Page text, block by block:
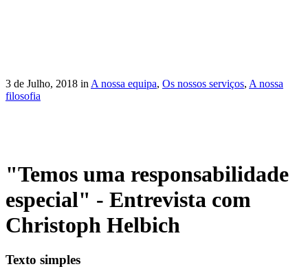
3 de Julho, 2018 inA nossa equipa, Os nossos serviços, A nossa
filosofia
"Temos uma responsabilidade
especial" - Entrevista com
Christoph Helbich
Texto simples